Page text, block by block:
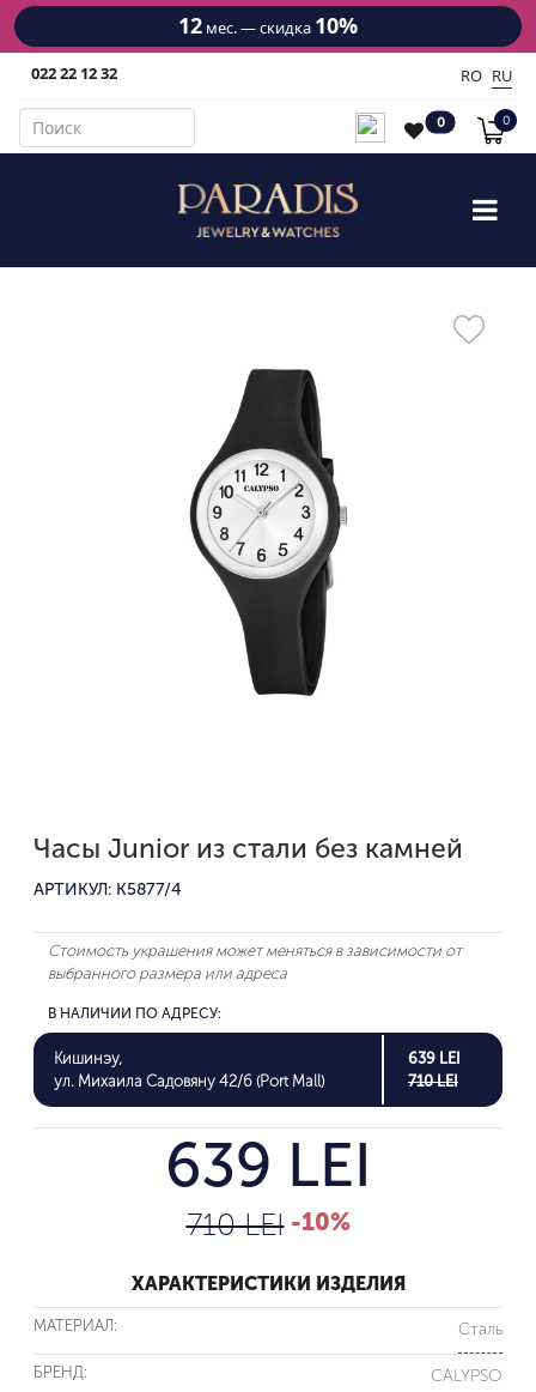
12 мес. — скидка 10%
022 22 12 32 RO RU
0 0
Часы Junior из стали без камней
АРТИКУЛ: K5877/4
Стоимость украшения может меняться в зависимости от
выбранного размера или адреса
В НАЛИЧИИ ПО АДРЕСУ:
Кишинэу,
ул. Михаила Садовяну 42/6 (Port Mall)
639 LEI
710 LEI
639 LEI
710 LEI -10%
ХАРАКТЕРИСТИКИ ИЗДЕЛИЯ
МАТЕРИАЛ: Сталь
БРЕНД: CALYPSO